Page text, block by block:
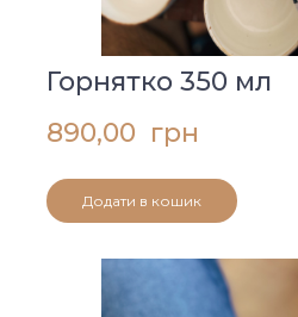
Горнятко 350 мл
890,00  грн
Додати в кошик